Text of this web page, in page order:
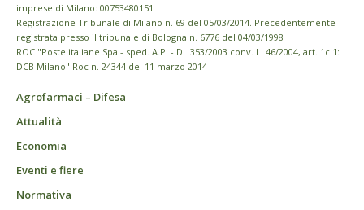
imprese di Milano: 00753480151
Registrazione Tribunale di Milano n. 69 del 05/03/2014. Precedentemente
registrata presso il tribunale di Bologna n. 6776 del 04/03/1998
ROC "Poste italiane Spa - sped. A.P. - DL 353/2003 conv. L. 46/2004, art. 1c.1:
DCB Milano" Roc n. 24344 del 11 marzo 2014
Agrofarmaci – Difesa
Attualità
Economia
Eventi e fiere
Normativa